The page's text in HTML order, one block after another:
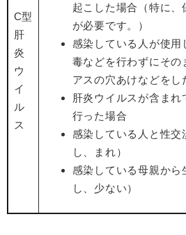
C型
肝
炎
ウ
イ
ル
ス
起こした場合（特に
が必要です。）
感染している人が使用
毒などを行わずにそ
アスの穴あけなどをし
肝炎ウイルスが含ま
行った場合
感染している人と性
し、まれ）
感染している母親から
し、少ない）